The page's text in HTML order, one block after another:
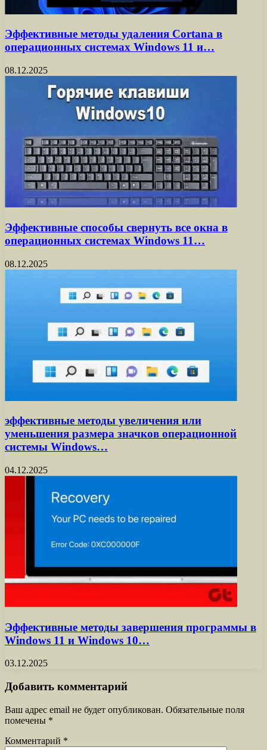
Эффективные методы удаления Cortana в
операционных системах Windows 11 и…
08.12.2025
Эффективные способы свернуть все окна в
операционных системах Windows 11…
08.12.2025
эффективные методы увеличения или
уменьшения размера значков операционной
системы Windows…
04.12.2025
Эффективные методы завершения программы в
Windows 11 и Windows 10…
03.12.2025
Добавить комментарий
Ваш адрес email не будет опубликован. Обязательные поля
помечены *
Комментарий *